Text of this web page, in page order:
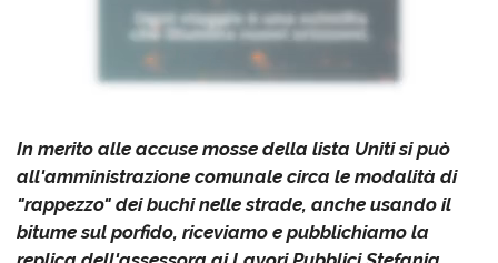
In merito alle accuse mosse della lista Uniti si può
all'amministrazione comunale circa le modalità di
"rappezzo" dei buchi nelle strade, anche usando il
bitume sul porfido, riceviamo e pubblichiamo la